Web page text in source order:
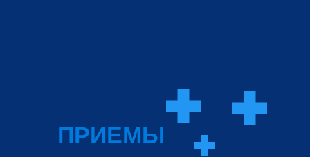
ПРИЕМЫ